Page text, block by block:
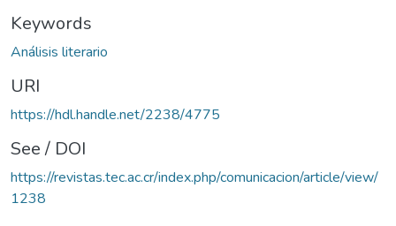
Keywords
Análisis literario
URI
https://hdl.handle.net/2238/4775
See / DOI
https://revistas.tec.ac.cr/index.php/comunicacion/article/view/
1238